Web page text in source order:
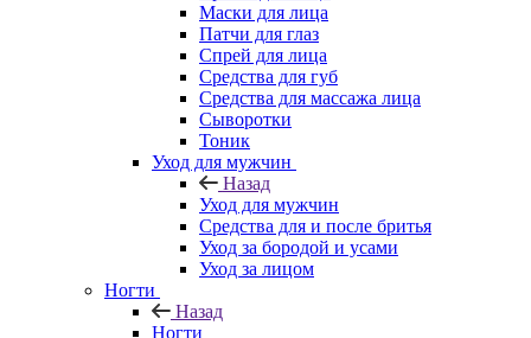
Маски для лица
Патчи для глаз
Спрей для лица
Средства для губ
Средства для массажа лица
Сыворотки
Тоник
Уход для мужчин
Назад
Уход для мужчин
Средства для и после бритья
Уход за бородой и усами
Уход за лицом
Ногти
Назад
Ногти